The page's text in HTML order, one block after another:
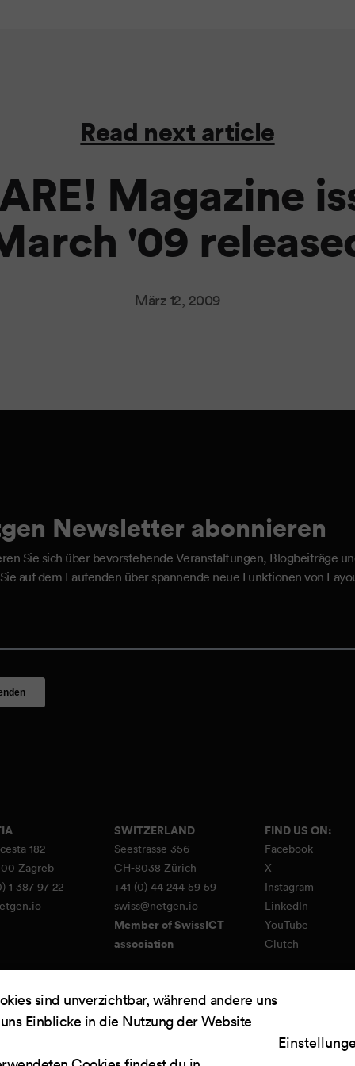
Read next article
Magazine
'09
März 12, 2009
Newsletter abonnieren
Sie sich über bevorstehende Veranstaltungen, Blogbeiträge
auf dem Laufenden über spannende neue Funktionen von
182
Zagreb
1 387 97 22
SWITZERLAND
Seestrasse 356
CH-8038 Zürich
+41 (0) 44 244 59 59
swiss@netgen.io
Member of SwissICT
association
FIND US ON:
Facebook
X
Instagram
LinkedIn
YouTube
Clutch
byNetgen & eZ Platform. Copyright © 2026 Netgen d.o.o. All rights reserved.
sind unverzichtbar, während andere uns
Einblicke in die Nutzung der Website